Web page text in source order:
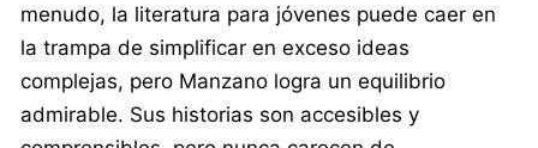
menudo, la literatura para jóvenes puede caer en
la trampa de simplificar en exceso ideas
complejas, pero Manzano logra un equilibrio
admirable. Sus historias son accesibles y